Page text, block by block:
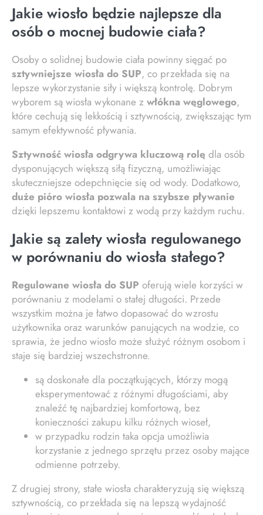
Jakie wiosło będzie najlepsze dla
osób o mocnej budowie ciała?
Osoby o solidnej budowie ciała powinny sięgać po
sztywniejsze wiosła do SUP, co przekłada się na
lepsze wykorzystanie siły i większą kontrolę. Dobrym
wyborem są wiosła wykonane z włókna węglowego,
które cechują się lekkością i sztywnością, zwiększając tym
samym efektywność pływania.
Sztywność wiosła odgrywa kluczową rolę dla osób
dysponujących większą siłą fizyczną, umożliwiając
skuteczniejsze odepchnięcie się od wody. Dodatkowo,
duże pióro wiosła pozwala na szybsze pływanie
dzięki lepszemu kontaktowi z wodą przy każdym ruchu.
Jakie są zalety wiosła regulowanego
w porównaniu do wiosła stałego?
Regulowane wiosła do SUP oferują wiele korzyści w
porównaniu z modelami o stałej długości. Przede
wszystkim można je łatwo dopasować do wzrostu
użytkownika oraz warunków panujących na wodzie, co
sprawia, że jedno wiosło może służyć różnym osobom i
staje się bardziej wszechstronne.
są doskonałe dla początkujących, którzy mogą
eksperymentować z różnymi długościami, aby
znaleźć tę najbardziej komfortową, bez
konieczności zakupu kilku różnych wioseł,
w przypadku rodzin taka opcja umożliwia
korzystanie z jednego sprzętu przez osoby mające
odmienne potrzeby.
Z drugiej strony, stałe wiosła charakteryzują się większą
sztywnością, co przekłada się na lepszą wydajność